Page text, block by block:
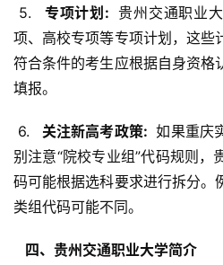
5.
  专项计划:
贵州交通职业
项、高校专项等专项计划，这些
符合条件的考生应根据自身资格
填报。
6.
  关注新高考政策:
如果重庆
别注意“院校专业组”代码规则，
码可能根据选科要求进行拆分。
类组代码可能不同。
  四、贵州交通职业大学简介